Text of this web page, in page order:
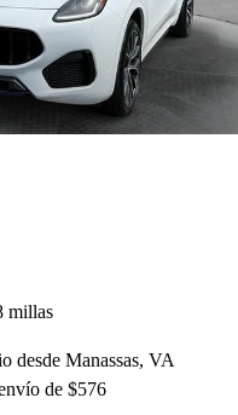
millas
desde Manassas, VA
de $576